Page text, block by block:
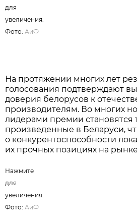
для
увеличения.
Фото:АиФ
На протяжении многих лет
голосования подтверждают
доверия белорусов к
производителям. Во многих
лидерами премии становятся
произведенные в Беларуси,
о конкурентоспособности
их прочных позициях на
Нажмите
для
увеличения.
Фото:АиФ